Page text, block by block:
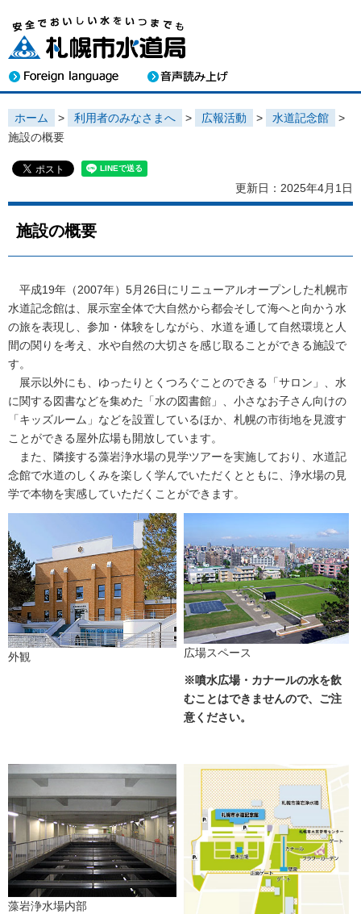
ホーム > 利用者のみなさまへ > 広報活動 > 水道記念館
>
施設の概要
更新日：2025年4月1日
施設の概要
平成19年（2007年）5月26日にリニューアルオープンした札幌市
水道記念館は、展示室全体で大自然から都会そして海へと向かう水
の旅を表現し、参加・体験をしながら、水道を通して自然環境と人
間の関りを考え、水や自然の大切さを感じ取ることができる施設で
す。
展示以外にも、ゆったりとくつろぐことのできる「サロン」、水
に関する図書などを集めた「水の図書館」、小さなお子さん向けの
「キッズルーム」などを設置しているほか、札幌の市街地を見渡す
ことができる屋外広場も開放しています。
また、隣接する藻岩浄水場の見学ツアーを実施しており、水道記
念館で水道のしくみを楽しく学んでいただくとともに、浄水場の見
学で本物を実感していただくことができます。
外観 広場スペース
※噴水広場・カナールの水を飲
むことはできませんので、ご注
意ください。
藻岩浄水場内部